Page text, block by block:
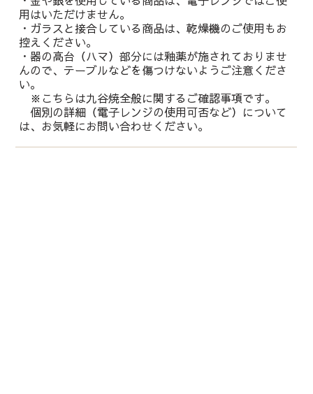
用はいただけません。
・ガラスと接合している商品は、乾燥機のご使用もお
控えください。
・器の高台（ハマ）部分には釉薬が施されておりませ
んので、テーブルなどを傷つけないようご注意くださ
い。
※こちらは九谷焼全般に関するご確認事項です。
個別の詳細（電子レンジの使用可否など）について
は、お気軽にお問い合わせください。